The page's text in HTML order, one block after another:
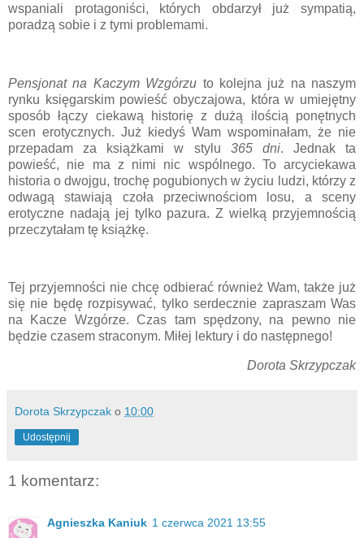
wspaniali protagoniści, których obdarzył już sympatią,
poradzą sobie i z tymi problemami.
Pensjonat na Kaczym Wzgórzu to kolejna już na naszym
rynku księgarskim powieść obyczajowa, która w umiejętny
sposób łączy ciekawą historię z dużą ilością ponętnych
scen erotycznych. Już kiedyś Wam wspominałam, że nie
przepadam za książkami w stylu 365 dni. Jednak ta
powieść, nie ma z nimi nic wspólnego. To arcyciekawa
historia o dwojgu, trochę pogubionych w życiu ludzi, którzy z
odwagą stawiają czoła przeciwnościom losu, a sceny
erotyczne nadają jej tylko pazura. Z wielką przyjemnością
przeczytałam tę książkę.
Tej przyjemności nie chcę odbierać również Wam, także już
się nie będę rozpisywać, tylko serdecznie zapraszam Was
na Kacze Wzgórze. Czas tam spędzony, na pewno nie
będzie czasem straconym. Miłej lektury i do następnego!
Dorota Skrzypczak
Dorota Skrzypczak o 10:00
Udostępnij
1 komentarz:
Agnieszka Kaniuk 1 czerwca 2021 13:55